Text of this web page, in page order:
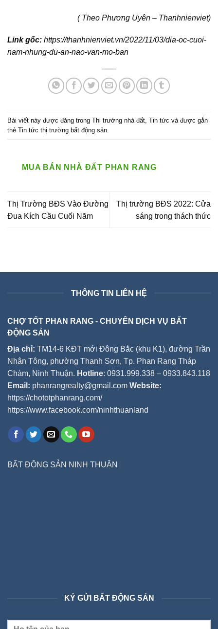
( Theo Phương Uyên – Thanhnienviet)
Link gốc: https://thanhnienviet.vn/2022/11/03/dia-oc-cuoi-
nam-nhung-du-an-nao-van-mo-ban
Bài viết này được đăng trong Thị trường nhà đất Tin tức và được gắn
thẻ Tin tức thị trường bất động sản
MUA BÁN NHÀ ĐẤT PHAN RANG
Thị Trường BĐS Vào Đường
Đua Kích Cầu Cuối Năm
Thị trường BĐS 2022: Cửa
sáng trong thách thức
THÔNG TIN LIÊN HỆ
CHỢ TỐT PHAN RANG - CHUYÊN DỊCH VỤ BẤT
ĐỘNG SẢN
Địa chỉ: TM14-6 KĐT mới Đông Bắc (khu K1), đường Trần
Nhân Tông, phường Thanh Sơn, Tp. Phan Rang Tháp
Chàm, Ninh Thuận. Hotline: 0931.999.338 – 0933.843.118
Email: phanrangrealty@gmail.com Website:
https://chototphanrang.com/
https://www.facebook.com/ninhthuanland
BẤT ĐỘNG SẢN NINH THUẬN
KÝ GỬI BẤT ĐỘNG SẢN